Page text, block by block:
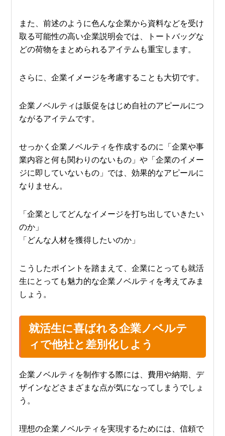
また、前述のように色んな企業から資料などを受け
取る可能性の高い企業説明会では、トートバッグな
どの荷物をまとめられるアイテムも重宝します。
さらに、企業イメージを考慮することも大切です。
企業ノベルティは販促をはじめ自社のアピールにつ
ながるアイテムです。
せっかく企業ノベルティを作成するのに「企業や事
業内容と何も関わりのないもの」や「企業のイメー
ジに即していないもの」では、効果的なアピールに
なりません。
「企業としてどんなイメージを打ち出していきたい
のか」
「どんな人材を獲得したいのか」
こうしたポイントを踏まえて、企業にとっても就活
生にとっても魅力的な企業ノベルティを考えてみま
しょう。
就活生に喜ばれる企業ノベルテ
ィで他社と差別化しよう
企業ノベルティを制作する際には、費用や納期、デ
ザインなどさまざまな点が気になってしまうでしょ
う。
理想の企業ノベルティを実現するためには、信頼で